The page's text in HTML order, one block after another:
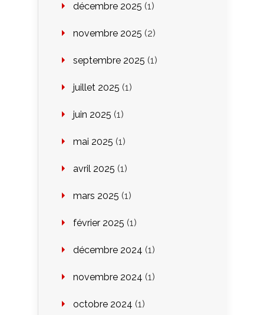
décembre 2025 (1)
novembre 2025 (2)
septembre 2025 (1)
juillet 2025 (1)
juin 2025 (1)
mai 2025 (1)
avril 2025 (1)
mars 2025 (1)
février 2025 (1)
décembre 2024 (1)
novembre 2024 (1)
octobre 2024 (1)